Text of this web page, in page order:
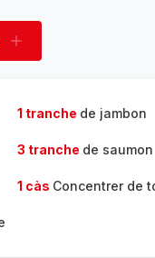
Ajouter
1 tranche de jambon
3 tranche de saumon
1 càs Concentrer de